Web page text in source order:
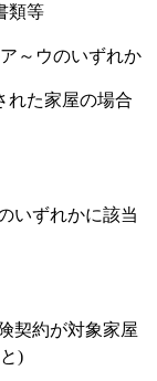
類等
～ウのいずれか
た家屋の場合
ずれかに該当
約が対象家屋
と)